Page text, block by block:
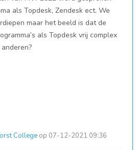
als Topdesk, Zendesk ect. We
maar het beeld is dat de
als Topdesk vrij complex
College op 07-12-2021 09:36